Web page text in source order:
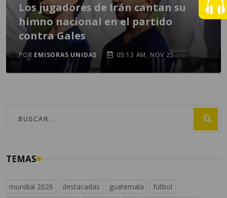
Los jugadores de Irán cantan su
himno nacional en el partido
contra Gales
POR EMISORAS UNIDAS 05:13 AM, NOV 25
TEMAS
mundial 2026 destacadas guatemala
fútbol